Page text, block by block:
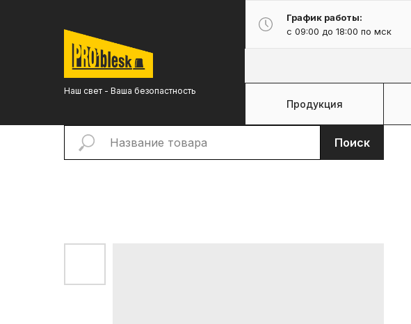
График работы:
с 09:00 до 18:00 по мск
Наш свет - Ваша безопастность
Продукция
Поиск